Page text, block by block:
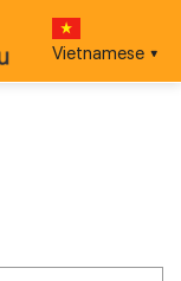
Vietnamese ▼